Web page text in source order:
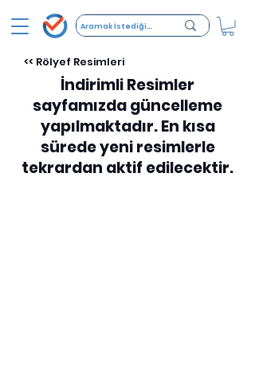
<< Rölyef Resimleri
İndirimli Resimler
sayfamızda güncelleme
yapılmaktadır. En kısa
sürede yeni resimlerle
tekrardan aktif edilecektir.